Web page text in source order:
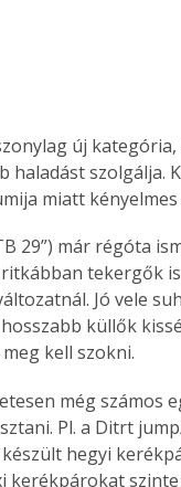
új
haladást szolgálja.
miatt
29”) már régóta
tekergők
Jó vele
küllők
kell szokni.
még
Pl. a Ditrt
hegyi
kerékpárokat